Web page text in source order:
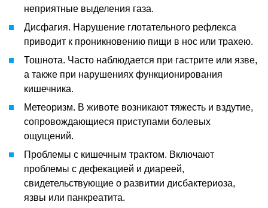
неприятные выделения газа.
Дисфагия. Нарушение глотательного рефлекса
приводит к проникновению пищи в нос или трахею.
Тошнота. Часто наблюдается при гастрите или язве,
а также при нарушениях функционирования
кишечника.
Метеоризм. В животе возникают тяжесть и вздутие,
сопровождающиеся приступами болевых
ощущений.
Проблемы с кишечным трактом. Включают
проблемы с дефекацией и диареей,
свидетельствующие о развитии дисбактериоза,
язвы или панкреатита.